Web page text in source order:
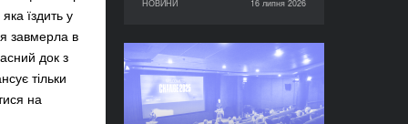
їздить у
завмерла в
док з
тільки
на
НОВИНИ 16 липня 2026
НОВИНИ
16 липня 2026
Відкрито прийом заявок:
CHANGE - курс із
копродукції 2026–2027